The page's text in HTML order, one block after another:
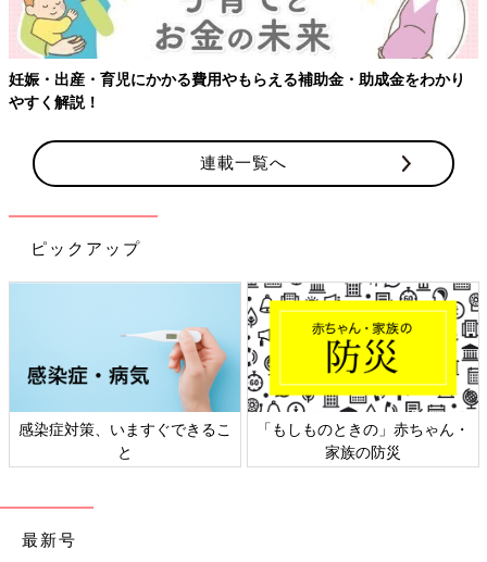
どもの手の届かない場所にきちんと保管して、事故を防止しまし
ょう。
家具などにぶつける
妊娠・出産・育児にかかる費用やもらえる補助金・助成金をわかり
やすく解説！
連載一覧へ
ピックアップ
感染症対策、いますぐできるこ
と
「もしものときの」赤ちゃん・
家族の防災
最新号